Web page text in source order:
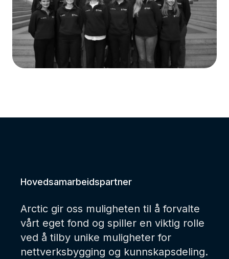
Hovedsamarbeidspartner
Arctic gir oss muligheten til å forvalte
vårt eget fond og spiller en viktig rolle
ved å tilby unike muligheter for
nettverksbygging og kunnskapsdeling.